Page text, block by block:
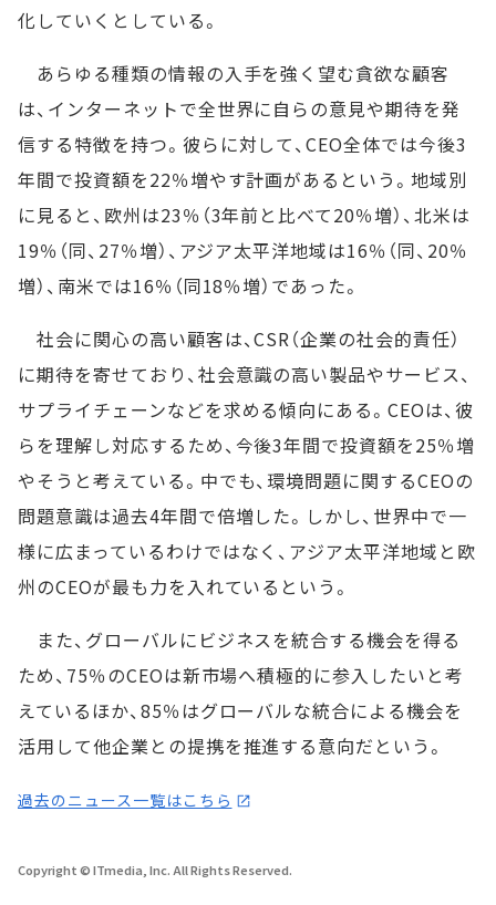
化していくとしている。
あらゆる種類の情報の入手を強く望む貪欲な顧客
は、インターネットで全世界に自らの意見や期待を発
信する特徴を持つ。彼らに対して、CEO全体では今後3
年間で投資額を22％増やす計画があるという。地域別
に見ると、欧州は23％（3年前と比べて20％増）、北米は
19％（同、27％増）、アジア太平洋地域は16％（同、20％
増）、南米では16％（同18％増）であった。
社会に関心の高い顧客は、CSR（企業の社会的責任）
に期待を寄せており、社会意識の高い製品やサービス、
サプライチェーンなどを求める傾向にある。CEOは、彼
らを理解し対応するため、今後3年間で投資額を25％増
やそうと考えている。中でも、環境問題に関するCEOの
問題意識は過去4年間で倍増した。しかし、世界中で一
様に広まっているわけではなく、アジア太平洋地域と欧
州のCEOが最も力を入れているという。
また、グローバルにビジネスを統合する機会を得る
ため、75％のCEOは新市場へ積極的に参入したいと考
えているほか、85％はグローバルな統合による機会を
活用して他企業との提携を推進する意向だという。
過去のニュース一覧はこちら
Copyright © ITmedia, Inc. All Rights Reserved.